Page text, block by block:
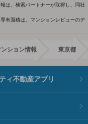
は、検索パートナーが取得し、同社
有面積は、マンションレビューのデ
ンション情報 東京都
ィ不動産アプリ